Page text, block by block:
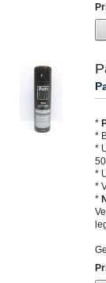
*
*
*
*
*
*